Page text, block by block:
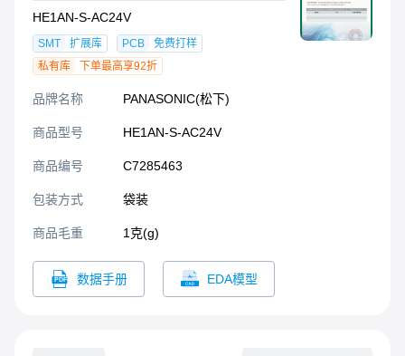
HE1AN-S-AC24V
SMT 扩展库 PCB
免费打样
私有库
下单最高享92折
品牌名称 PANASONIC(松下)
商品型号 HE1AN-S-AC24V
商品编号 C7285463
包装方式 袋装
商品毛重 1克(g)
数据手册 EDA模型